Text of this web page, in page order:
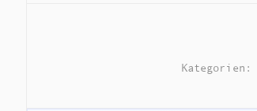
Kategorien: